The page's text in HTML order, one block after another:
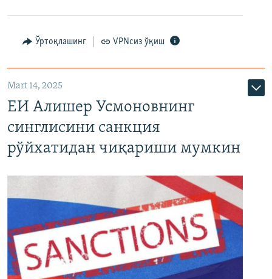
Ўртоқлашинг VPNсиз ўқиш
Mart 14, 2025
ЕИ Алишер Усмоновнинг
синглисини санкция
рўйхатидан чиқариши мумкин